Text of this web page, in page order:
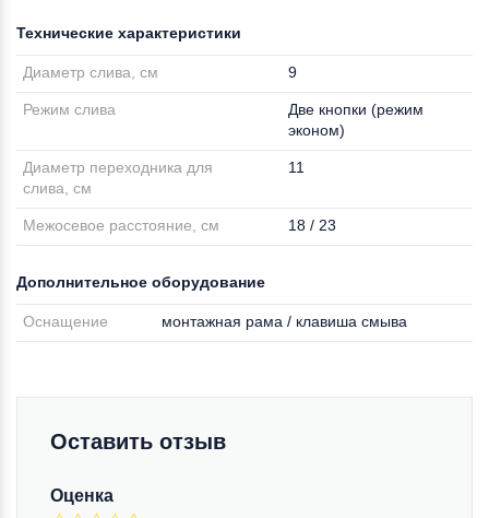
Технические характеристики
Диаметр слива, см 9
Режим слива
Две кнопки (режим
эконом)
Диаметр переходника для
слива, см
11
Межосевое расстояние, см 18 / 23
Дополнительное оборудование
Оснащение монтажная рама / клавиша смыва
Оставить отзыв
Оценка